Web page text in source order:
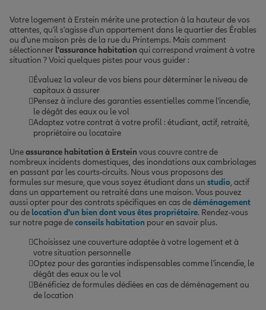
Votre logement à Erstein mérite une protection à la hauteur de vos
attentes, qu'il s'agisse d'un appartement dans le quartier des Érables
ou d'une maison près de la rue du Printemps. Mais comment
sélectionner l'assurance habitation qui correspond vraiment à votre
situation ? Voici quelques pistes pour vous guider :
Évaluez la valeur de vos biens pour déterminer le niveau de
capitaux à assurer
Pensez à inclure des garanties essentielles comme l'incendie,
le dégât des eaux ou le vol
Adaptez votre contrat à votre profil : étudiant, actif, retraité,
propriétaire ou locataire
Uneassurance habitation à Erstein vous couvre contre de
nombreux incidents domestiques, des inondations aux cambriolages
en passant par les courts-circuits. Nous vous proposons des
formules sur mesure, que vous soyez étudiant dans un studio, actif
dans un appartement ou retraité dans une maison. Vous pouvez
aussi opter pour des contrats spécifiques en cas dedéménagement
ou de location d'un bien dont vous êtes propriétaire. Rendez-vous
sur notre page deconseils habitation pour en savoir plus.
Choisissez une couverture adaptée à votre logement et à
votre situation personnelle
Optez pour des garanties indispensables comme l'incendie, le
dégât des eaux ou le vol
Bénéficiez de formules dédiées en cas de déménagement ou
de location